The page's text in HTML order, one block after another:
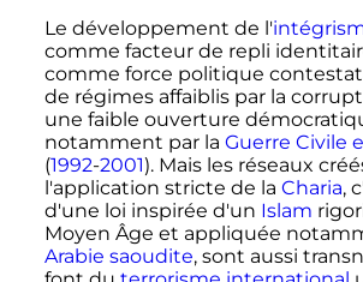
Le développement de l'
comme facteur de repli
comme force politique
de régimes affaiblis par la
une faible ouverture
notamment par la Guerre Civile
(1992-2001). Mais les réseaux
l'application stricte de la Charia,
d'une loi inspirée d'un Islam
Moyen Âge et appliquée
Arabie saoudite, sont aussi